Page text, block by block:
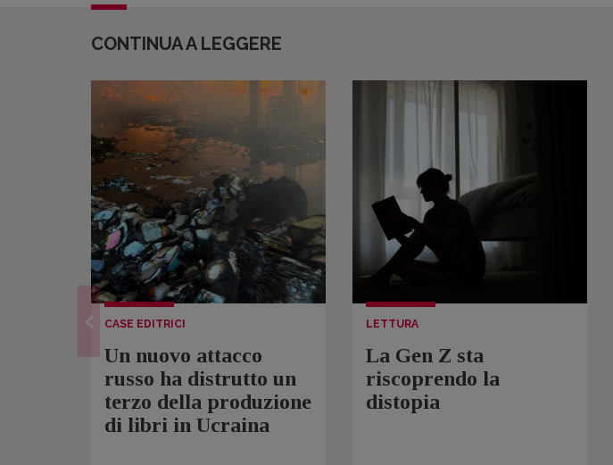
CONTINUA A LEGGERE
CASE EDITRICI
Un nuovo attacco
russo ha distrutto un
terzo della produzione
di libri in Ucraina
LETTURA
La Gen Z sta
riscoprendo la
distopia